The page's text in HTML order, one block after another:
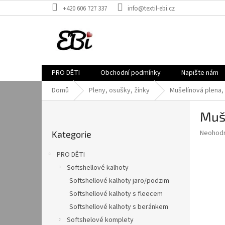
na
+420 606 727 337 info@textil-ebi.cz
PRO DĚTI Obchodní podmínky Napište nám
Domů
Pleny, osušky, žínky Mušelínová
kategorie
Kategorie
PRO DĚTI
Softshellové kalhoty
Softshellové kalhoty jaro/podzim
Softshellové kalhoty s fleecem
Softshellové kalhoty s beránkem
Softshelové komplety